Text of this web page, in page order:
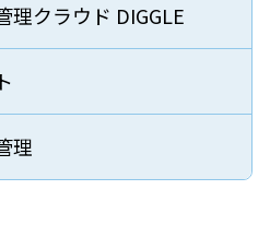
理クラウド DIGGLE
理